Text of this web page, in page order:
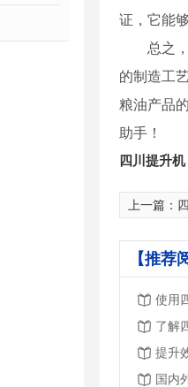
证，它能
总之
的制造工
粮油产品
助手！
四川提升机
上一篇：
【推荐
使用
了解
提升
国内